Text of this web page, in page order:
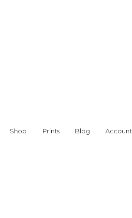
Shop Prints Blog Account